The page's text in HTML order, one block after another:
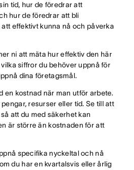
tid, hur de föredrar att
hur de föredrar att bli
effektivt kunna nå och påverka
ni att mäta hur effektiv den här
siffror du behöver uppnå för
dina företagsmål.
en kostnad när man utför arbete.
resurser eller tid. Se till att
att du med säkerhet kan
är större än kostnaden för att
specifika nyckeltal och nå
du har en kvartalsvis eller årlig